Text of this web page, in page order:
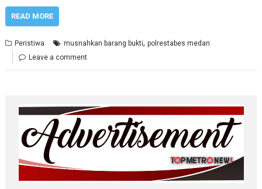
READ MORE
Peristiwa musnahkan barang bukti,polrestabes medan
Leave a comment